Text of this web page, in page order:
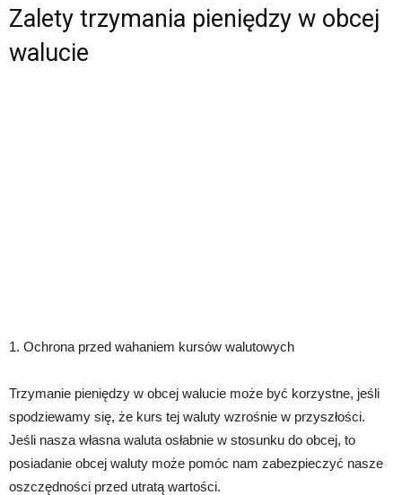
Zalety trzymania pieniędzy w obcej
walucie
1. Ochrona przed wahaniem kursów walutowych
Trzymanie pieniędzy w obcej walucie może być korzystne, jeśli
spodziewamy się, że kurs tej waluty wzrośnie w przyszłości.
Jeśli nasza własna waluta osłabnie w stosunku do obcej, to
posiadanie obcej waluty może pomóc nam zabezpieczyć nasze
oszczędności przed utratą wartości.